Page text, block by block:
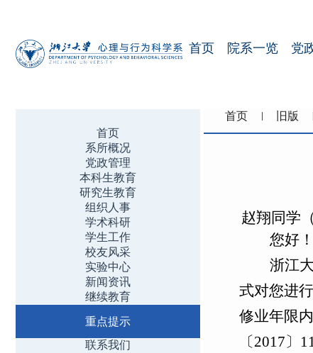
首页 院系一览 党
首页
系所概况
党政管理
本科生教育
研究生教育
组织人事
学术科研
学生工作
校友风采
实验中心
新闻资讯
继续教育
重点提示
联系我们
首页 旧版
赵翔 同学
您好！
浙江
式对您进
修业年限
〔2017〕